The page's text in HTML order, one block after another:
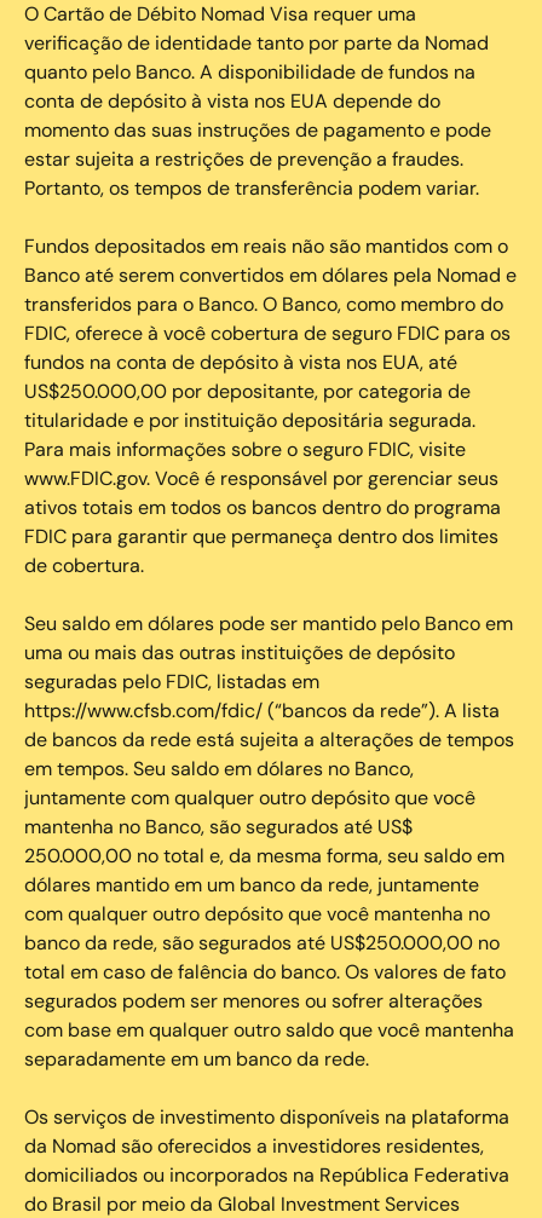
O Cartão de Débito Nomad Visa requer uma
verificação de identidade tanto por parte da Nomad
quanto pelo Banco. A disponibilidade de fundos na
conta de depósito à vista nos EUA depende do
momento das suas instruções de pagamento e pode
estar sujeita a restrições de prevenção a fraudes.
Portanto, os tempos de transferência podem variar.
Fundos depositados em reais não são mantidos com o
Banco até serem convertidos em dólares pela Nomad e
transferidos para o Banco. O Banco, como membro do
FDIC, oferece à você cobertura de seguro FDIC para os
fundos na conta de depósito à vista nos EUA, até
US$250.000,00 por depositante, por categoria de
titularidade e por instituição depositária segurada.
Para mais informações sobre o seguro FDIC, visite
www.FDIC.gov. Você é responsável por gerenciar seus
ativos totais em todos os bancos dentro do programa
FDIC para garantir que permaneça dentro dos limites
de cobertura.
Seu saldo em dólares pode ser mantido pelo Banco em
uma ou mais das outras instituições de depósito
seguradas pelo FDIC, listadas em
https://www.cfsb.com/fdic/ (“bancos da rede”). A lista
de bancos da rede está sujeita a alterações de tempos
em tempos. Seu saldo em dólares no Banco,
juntamente com qualquer outro depósito que você
mantenha no Banco, são segurados até US$
250.000,00 no total e, da mesma forma, seu saldo em
dólares mantido em um banco da rede, juntamente
com qualquer outro depósito que você mantenha no
banco da rede, são segurados até US$250.000,00 no
total em caso de falência do banco. Os valores de fato
segurados podem ser menores ou sofrer alterações
com base em qualquer outro saldo que você mantenha
separadamente em um banco da rede.
Os serviços de investimento disponíveis na plataforma
da Nomad são oferecidos a investidores residentes,
domiciliados ou incorporados na República Federativa
do Brasil por meio da Global Investment Services